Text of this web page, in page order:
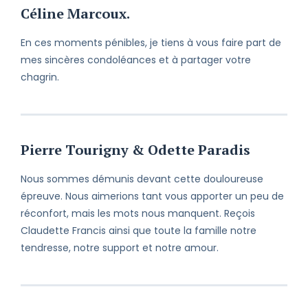
Perdre un être cher est toujours une
épreuve et ce, peu importe les
circonstances. Veuillez recevoir mes
condoléances et croire en mes
Céline Marcoux.
En ces moments pénibles, je tiens à vous faire part de
mes sincères condoléances et à partager votre
chagrin.
Pierre Tourigny & Odette Paradis
Nous sommes démunis devant cette douloureuse
épreuve. Nous aimerions tant vous apporter un peu de
réconfort, mais les mots nous manquent. Reçois
Claudette Francis ainsi que toute la famille notre
tendresse, notre support et notre amour.